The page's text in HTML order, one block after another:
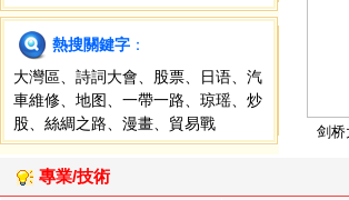
熱搜關鍵字 ：
大灣區
詩詞大會 股票 日语
汽
車維修
地图 一帶一路 琼瑶
炒
股
絲綢之路 漫畫 貿易戰 剑桥
專業/技術